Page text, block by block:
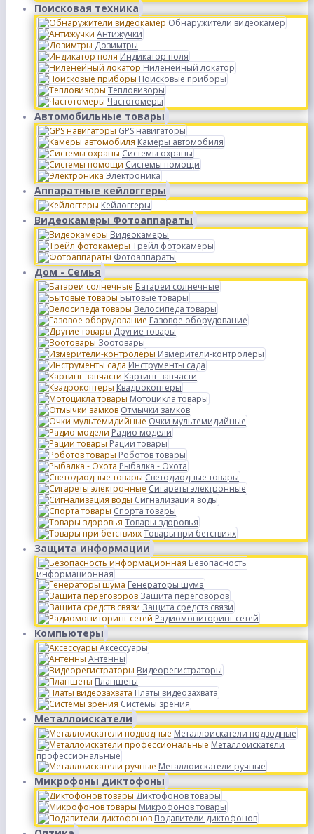
Поисковая техника
Обнаружители видеокамер
Антижучки
Дозимтры
Индикатор поля
Ниленейный локатор
Поисковые приборы
Тепловизоры
Частотомеры
Автомобильные товары
GPS навигаторы
Камеры автомобиля
Системы охраны
Системы помощи
Электроника
Аппаратные кейлоггеры
Кейлоггеры
Видеокамеры Фотоаппараты
Видеокамеры
Трейл фотокамеры
Фотоаппараты
Дом - Семья
Батареи солнечные
Бытовые товары
Велосипеда товары
Газовое оборудование
Другие товары
Зоотовары
Измерители-контролеры
Инструменты сада
Картинг запчасти
Квадрокоптеры
Мотоцикла товары
Отмычки замков
Очки мультемидийные
Радио модели
Рации товары
Роботов товары
Рыбалка - Охота
Светодиодные товары
Сигареты электронные
Сигнализация воды
Спорта товары
Товары здоровья
Товары при бетствиях
Защита информации
Безопасность
информационная
Генераторы шума
Защита переговоров
Защита средств связи
Радиомониторинг сетей
Компьютеры
Аксессуары
Антенны
Видеорегистраторы
Планшеты
Платы видеозахвата
Системы зрения
Металлоискатели
Металлоискатели подводные
Металлоискатели
профессиональные
Металлоискатели ручные
Микрофоны диктофоны
Диктофонов товары
Микрофонов товары
Подавители диктофонов